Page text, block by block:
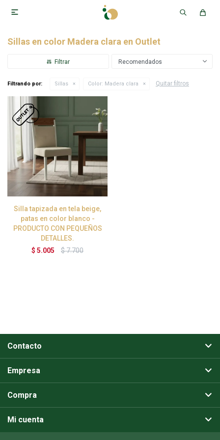

Sillas en color Madera clara en Outlet
Recomendados
Filtrando por: Sillas Color: Madera clara Quitar filtros
Silla tapizada en tela beige,
patas en color blanco -
PRODUCTO CON PEQUEÑOS
DETALLES.
$ 5.005 $7.700
Contacto
Empresa
Compra
Mi cuenta